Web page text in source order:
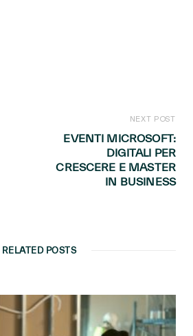
NEXT POST
EVENTI MICROSOFT:
DIGITALI PER
CRESCERE E MASTER
IN BUSINESS
RELATED POSTS